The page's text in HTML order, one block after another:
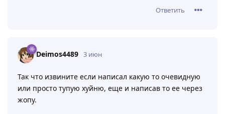
Ответить
Deimos4489 3 июн
Так что извините если написал какую то очевидную
или просто тупую хуйню, еще и написав то ее через
жопу.